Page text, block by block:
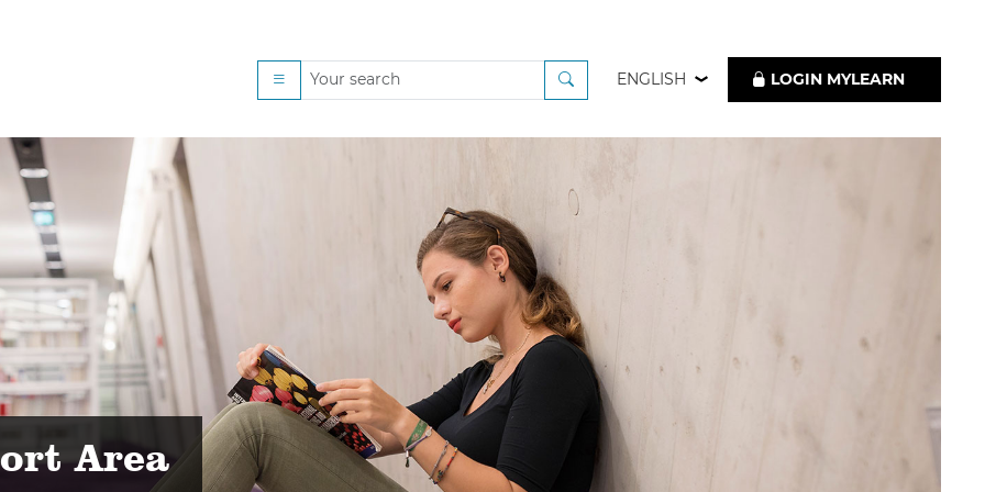
ENGLISH LOGIN MYLEARN
Lernwoche Jänner 2019
Area